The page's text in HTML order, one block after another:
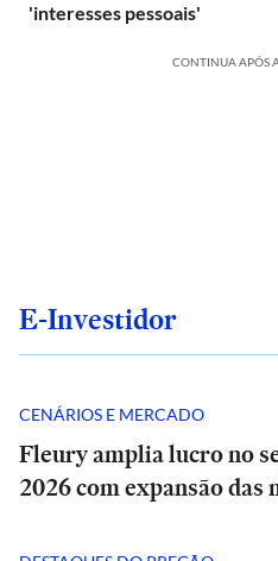
'interesses pessoais'
CONTINUA APÓS
E-Investidor
CENÁRIOS E MERCADO
Fleury amplia lucro no
2026 com expansão das